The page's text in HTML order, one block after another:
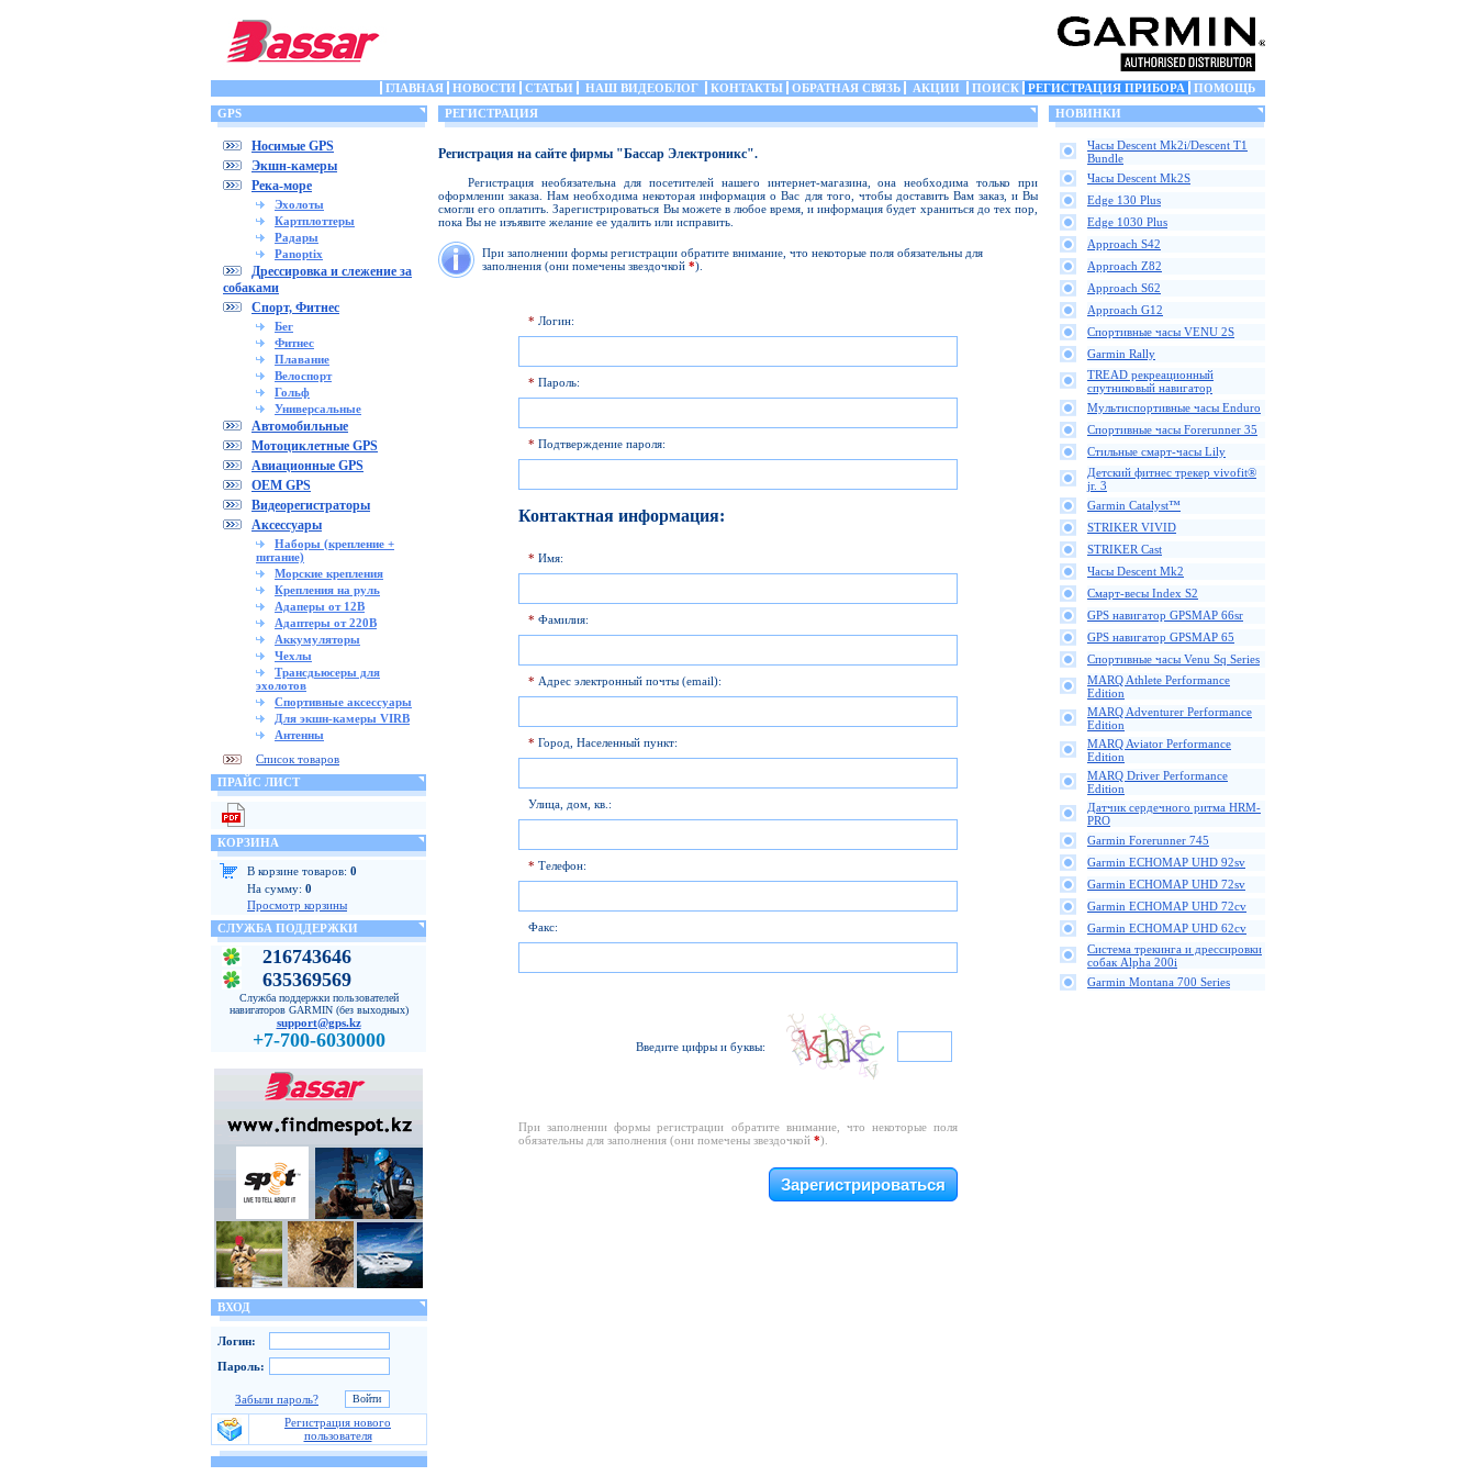
ГЛАВНАЯ НОВОСТИ СТАТЬИ НАШ ВИДЕОБЛОГ КОНТАКТЫ ОБРАТНАЯ СВЯЗЬ АКЦИИ ПОИСК РЕГИСТРАЦИЯ ПРИБОРА
ПОМОЩЬ
GPS
Носимые GPS
Экшн-камеры
Река-море
Эхолоты
Картплоттеры
Радары
Panoptix
Дрессировка и слежение за
собаками
Спорт, Фитнес
Бег
Фитнес
Плавание
Велоспорт
Гольф
Универсальные
Автомобильные
Мотоциклетные GPS
Авиационные GPS
OEM GPS
Видеорегистраторы
Аксессуары
Наборы (крепление +
питание)
Морские крепления
Крепления на руль
Адаперы от 12В
Адаптеры от 220В
Аккумуляторы
Чехлы
Трансдьюсеры для
эхолотов
Спортивные аксессуары
Для экшн-камеры VIRB
Антенны
Список товаров
ПРАЙС ЛИСТ
КОРЗИНА
В корзине товаров: 0
На сумму: 0
Просмотр корзины
СЛУЖБА ПОДДЕРЖКИ
216743646
635369569
Служба поддержки пользователей
навигаторов GARMIN (без выходных)
support@gps.kz
+7-700-6030000
ВХОД
Логин:
Пароль:
Забыли пароль?
Регистрация нового
пользователя
РЕГИСТРАЦИЯ
Регистрация на сайте фирмы "Бассар Электроникс".
Регистрация необязательна для посетителей нашего интернет-магазина, она необходима только при
оформлении заказа. Нам необходима некоторая информация о Вас для того, чтобы доставить Вам заказ, и Вы
смогли его оплатить. Зарегистрироваться Вы можете в любое время, и информация будет храниться до тех пор,
пока Вы не изъявите желание ее удалить или исправить.
При заполнении формы регистрации обратите внимание, что некоторые поля обязательны для
заполнения (они помечены звездочкой *).
* Логин:
* Пароль:
* Подтверждение пароля:
Контактная информация:
* Имя:
* Фамилия:
* Адрес электронный почты (email):
* Город, Населенный пункт:
Улица, дом, кв.:
* Телефон:
Факс:
Введите цифры и буквы:
При заполнении формы регистрации обратите внимание, что некоторые поля
обязательны для заполнения (они помечены звездочкой *).
НОВИНКИ
Часы Descent Mk2i/Descent T1
Bundle
Часы Descent Mk2S
Edge 130 Plus
Edge 1030 Plus
Approach S42
Approach Z82
Approach S62
Approach G12
Спортивные часы VENU 2S
Garmin Rally
TREAD рекреационный
спутниковый навигатор
Мультиспортивные часы Enduro
Спортивные часы Forerunner 35
Стильные смарт-часы Lily
Детский фитнес трекер vivofit®
jr. 3
Garmin Catalyst™
STRIKER VIVID
STRIKER Cast
Часы Descent Mk2
Смарт-весы Index S2
GPS навигатор GPSMAP 66sr
GPS навигатор GPSMAP 65
Спортивные часы Venu Sq Series
MARQ Athlete Performance
Edition
MARQ Adventurer Performance
Edition
MARQ Aviator Performance
Edition
MARQ Driver Performance
Edition
Датчик сердечного ритма HRM-
PRO
Garmin Forerunner 745
Garmin ECHOMAP UHD 92sv
Garmin ECHOMAP UHD 72sv
Garmin ECHOMAP UHD 72cv
Garmin ECHOMAP UHD 62cv
Cистема трекинга и дрессировки
собак Alpha 200i
Garmin Montana 700 Series